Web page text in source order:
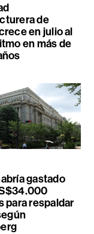
de
en julio al
en más de
gastado
para respaldar